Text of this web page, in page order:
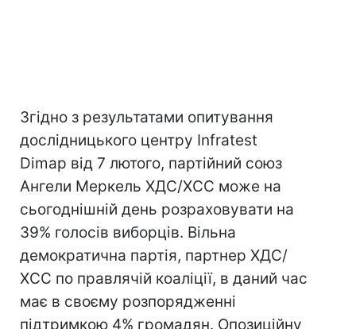
Згідно з результатами опитування
дослідницького центру Infratest
Dimap від 7 лютого, партійний союз
Ангели Меркель ХДС/ХСС може на
сьогоднішній день розраховувати на
39% голосів виборців. Вільна
демократична партія, партнер ХДС/
ХСС по правлячій коаліції, в даний час
має в своєму розпорядженні
підтримкою 4% громадян. Опозиційну